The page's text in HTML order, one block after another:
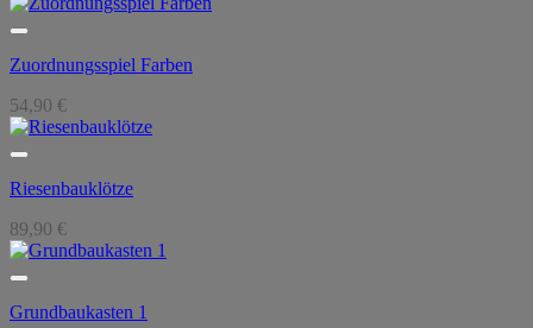
Zuordnungsspiel Farben
54,90 €
Riesenbauklötze
89,90 €
Grundbaukasten 1